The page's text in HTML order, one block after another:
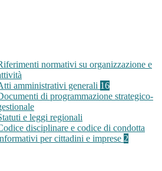
normativi su organizzazione e
amministrativi generali 16
di programmazione strategico-
e leggi regionali
disciplinare e codice di condotta
per cittadini e imprese 2